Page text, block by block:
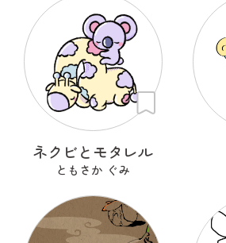
ネクビとモタレル
ともさか ぐみ